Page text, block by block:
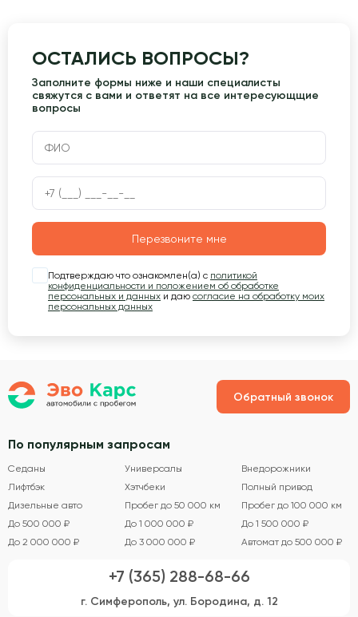
ОСТАЛИСЬ ВОПРОСЫ?
Заполните формы ниже и наши специалисты
свяжутся с вами и ответят на все интересующщие
вопросы
Перезвоните мне
Подтверждаю что ознакомлен(а) с политикой
конфиденциальности и положением об обработке
персональных и данных и даю согласие на обработку моих
персональных данных
Обратный звонок
По популярным запросам
Седаны Универсалы
Внедорожники
Лифтбэк
Хэтчбеки
Полный привод
Дизельные авто
Пробег до 50 000 км
Пробег до 100 000 км
До 500 000 ₽
До 1 000 000 ₽
До 1 500 000 ₽
До 2 000 000 ₽
До 3 000 000 ₽ Автомат до 500 000 ₽
+7 (365) 288-68-66
г. Симферополь, ул. Бородина, д. 12